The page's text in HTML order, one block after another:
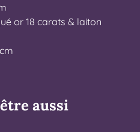
or 18 carats & laiton
aussi